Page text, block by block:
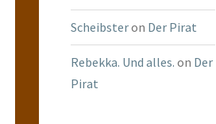
Scheibsteron Der Pirat
Rebekka. Und alles. on Der
Pirat